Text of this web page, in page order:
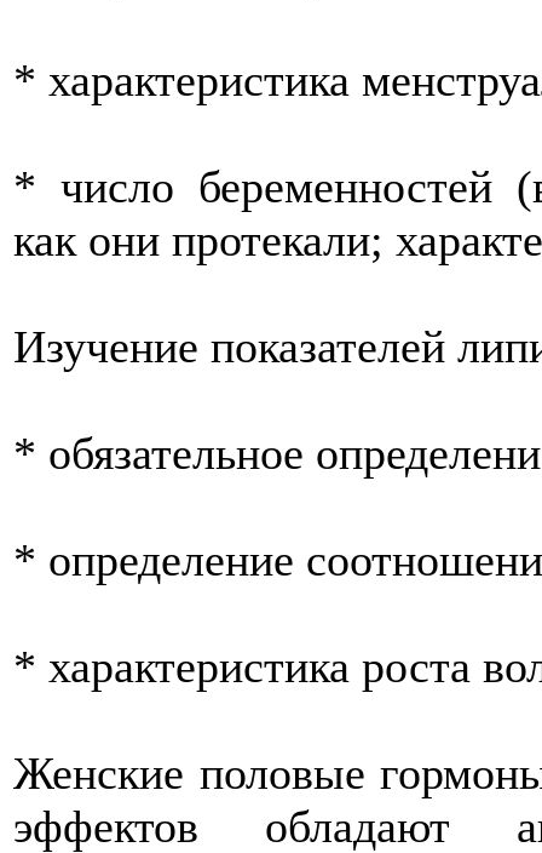
* характеристика
* число беременностей
как они протекали;
Изучение показателей
* обязательное
* определение
* характеристика роста
Женские половые
эффектов обладают